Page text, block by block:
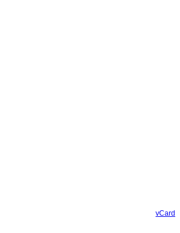
vCard